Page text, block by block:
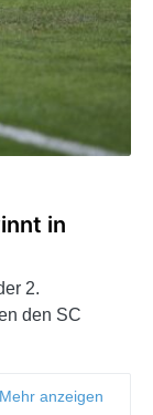
in
2.
den SC
Mehr anzeigen